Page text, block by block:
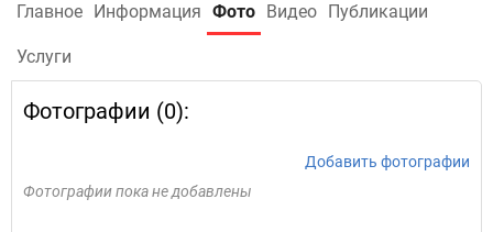
Главное Информация Фото Видео Публикации
Услуги
Фотографии (0):
Добавить фотографии
Фотографии пока не добавлены